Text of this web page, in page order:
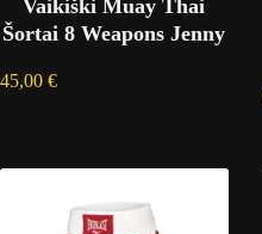
Vaikiški Muay Thai
Šortai 8 Weapons Jenny
45,00 €